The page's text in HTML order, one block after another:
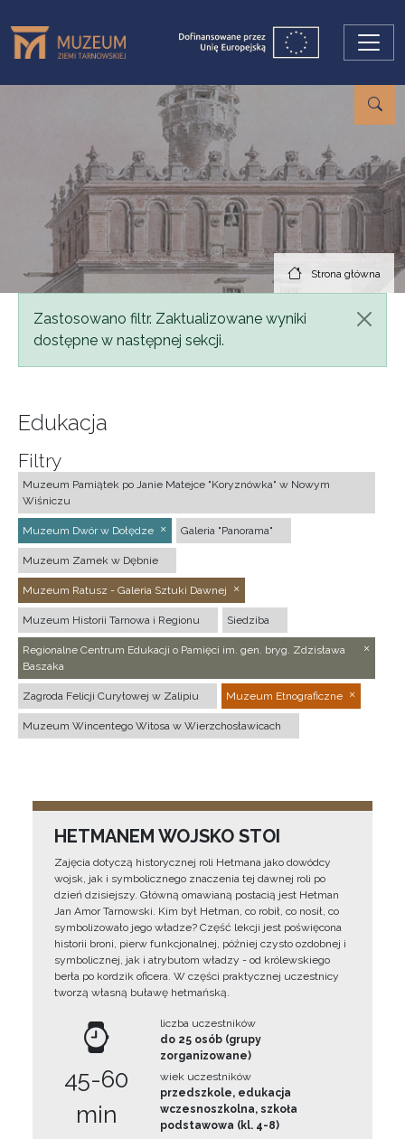
Strona główna
Komunikat
Zastosowano filtr. Zaktualizowane wyniki
dostępne w następnej sekcji.
Edukacja
Filtry
Muzeum Pamiątek po Janie Matejce "Koryznówka" w Nowym
Wiśniczu
Muzeum Dwór w Dołędze Galeria "Panorama"
Muzeum Zamek w Dębnie
Muzeum Ratusz - Galeria Sztuki Dawnej
Muzeum Historii Tarnowa i Regionu Siedziba
Regionalne Centrum Edukacji o Pamięci im. gen. bryg. Zdzisława
Baszaka
Zagroda Felicji Curyłowej w Zalipiu Muzeum Etnograficzne
Muzeum Wincentego Witosa w Wierzchosławicach
HETMANEM WOJSKO STOI
Zajęcia dotyczą historycznej roli Hetmana jako dowódcy
wojsk, jak i symbolicznego znaczenia tej dawnej roli po
dzień dzisiejszy. Główną omawianą postacią jest Hetman
Jan Amor Tarnowski. Kim był Hetman, co robił, co nosił, co
symbolizowało jego władze? Część lekcji jest poświęcona
historii broni, pierw funkcjonalnej, później czysto ozdobnej i
symbolicznej, jak i atrybutom władzy - od królewskiego
berła po kordzik oficera. W części praktycznej uczestnicy
tworzą własną buławę hetmańską.
45-60
min
liczba uczestników
do 25 osób (grupy
zorganizowane)
wiek uczestników
przedszkole, edukacja
wczesnoszkolna, szkoła
podstawowa (kl. 4-8)